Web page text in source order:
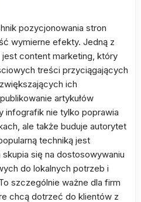
pozycjonowania stron
wymierne efekty. Jedną z
content marketing, który
treści przyciągających
ich
artykułów
infografik nie tylko poprawia
ale także buduje autorytet
techniką jest
się na dostosowywaniu
do lokalnych potrzeb i
szczególnie ważne dla firm
chcą dotrzeć do klientów z